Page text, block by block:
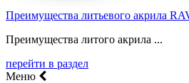
Преимущества литьевого акрила
Преимущества литого акрила ...
перейти в раздел
Меню